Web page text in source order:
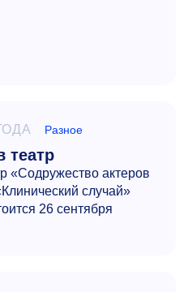
Разное
театр
«Содружество актеров
случай»
26 сентября